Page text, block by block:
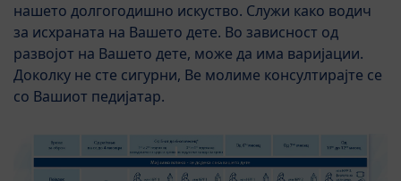
нашето долгогодишно искуство. Служи како водич
за исхраната на Вашето дете. Во зависност од
развојот на Вашето дете, може да има варијации.
Доколку не сте сигурни, Ве молиме консултирајте се
со Вашиот педијатар.